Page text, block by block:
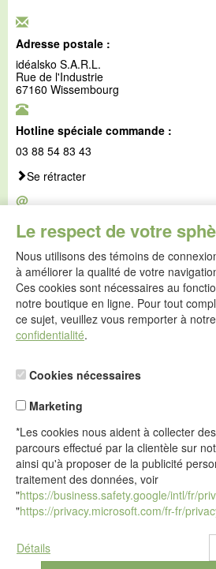
Le respect de votre
Nous utilisons des témoins de
à améliorer la qualité de votre
Ces cookies sont nécessaires au
notre boutique en ligne. Pour tout
ce sujet, veuillez vous remporter à notre
confidentialité.
Cookies nécessaires
Marketing
*Les cookies nous aident à collecter
parcours effectué par la clientèle sur
ainsi qu'à proposer de la publicité
traitement des données, voir
"https://business.safety.google/intl/fr/
"https://privacy.microsoft.com/fr-fr/
Détails
Adresse postale :
idéalsko S.A.R.L.
Rue de l'Industrie
67160 Wissembourg
Hotline spéciale commande :
03 88 54 83 43
Se rétracter
@
service@idealsko.fr
@
Formulaire de contact
Aller au formulaire de contact